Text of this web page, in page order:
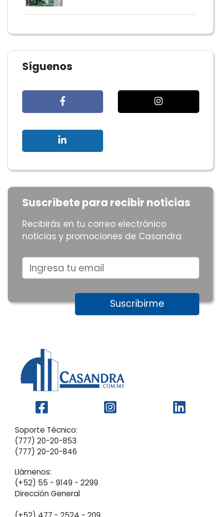
Síguenos
Suscríbete para recibir noticias
Recibirás en tu correo electrónico
noticias y promociones de Casandra
Soporte Técnico:
(777) 20-20-853
(777) 20-20-846
Llámenos:
(+52) 55 - 9149 - 2299‬
Dirección General